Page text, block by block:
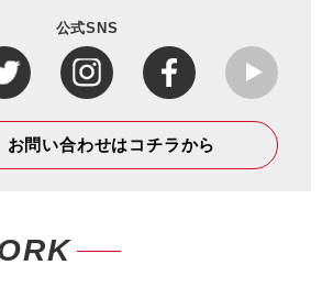
公式SNS
お問い合わせはコチラから